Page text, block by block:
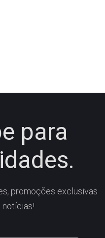
para
promoções exclusivas
notícias!